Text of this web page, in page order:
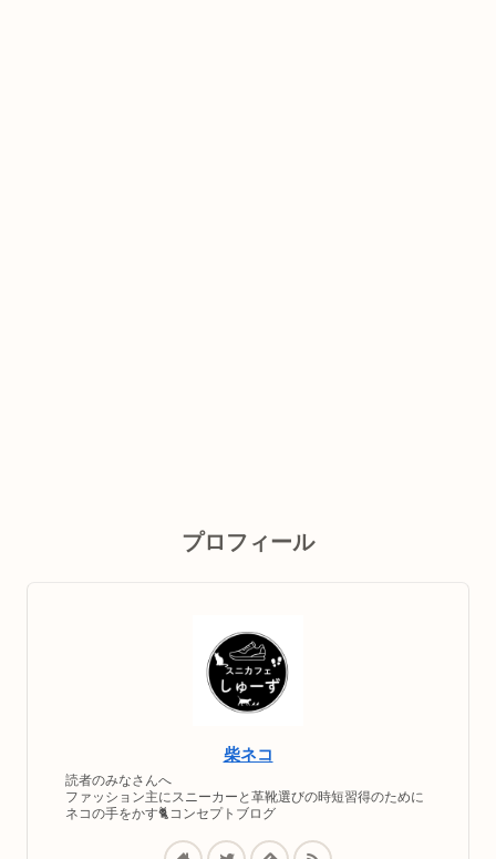
プロフィール
柴ネコ
読者のみなさんへ
ファッション主にスニーカーと革靴選びの時短習得のために
ネコの手をかす🐈コンセプトブログ